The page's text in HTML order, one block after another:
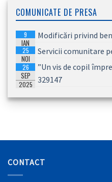
COMUNICATE DE PRESA
9
IAN
2026
Modificări privind
25
NOI
2025
Servicii comunitare
26
SEP
2025
”Un vis de copil
329147
CONTACT